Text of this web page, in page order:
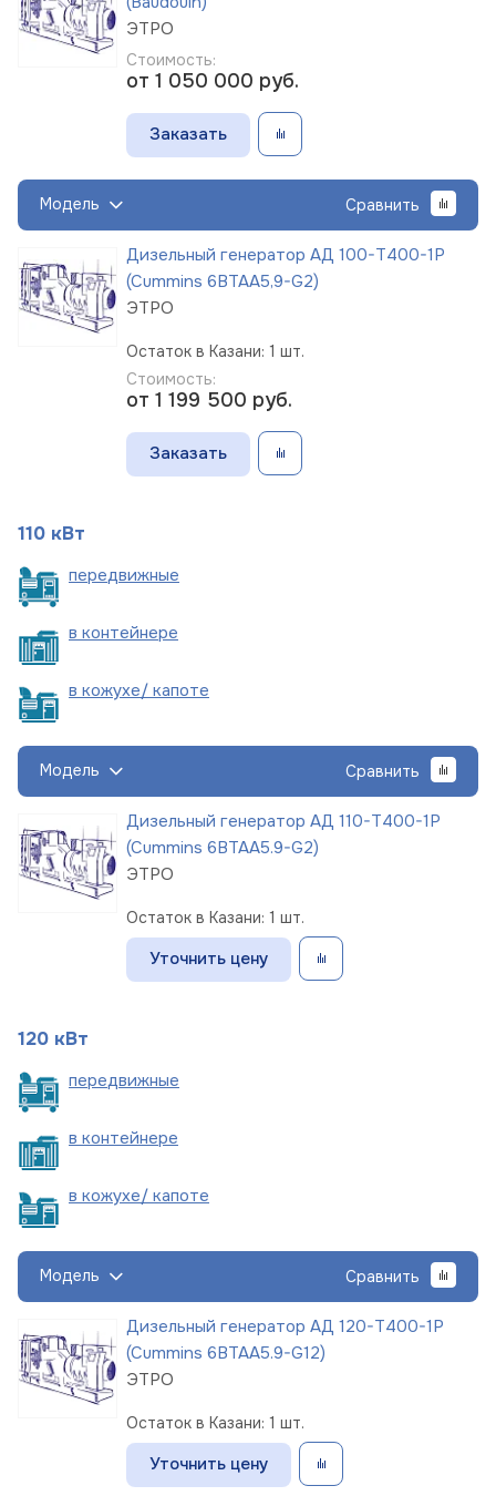
ЭТРО
Стоимость:
от 1 050 000 руб.
Заказать
Модель Сравнить
Дизельный генератор АД 100-Т400-1Р
(Cummins 6BTAA5,9-G2)
ЭТРО
Остаток в Казани: 1 шт.
Стоимость:
от 1 199 500 руб.
Заказать
110 кВт
передвижные
в контейнере
в кожухе/ капоте
Модель Сравнить
Дизельный генератор АД 110-Т400-1Р
(Cummins 6BTAA5.9-G2)
ЭТРО
Остаток в Казани: 1 шт.
Уточнить цену
120 кВт
передвижные
в контейнере
в кожухе/ капоте
Модель Сравнить
Дизельный генератор АД 120-Т400-1Р
(Cummins 6BTAA5.9-G12)
ЭТРО
Остаток в Казани: 1 шт.
Уточнить цену